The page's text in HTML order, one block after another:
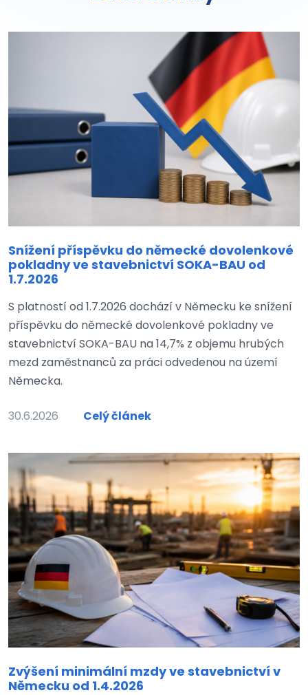
Snížení příspěvku do německé dovolenkové
pokladny ve stavebnictví SOKA-BAU od
1.7.2026
S platností od 1.7.2026 dochází v Německu ke snížení
příspěvku do německé dovolenkové pokladny ve
stavebnictví SOKA-BAU na 14,7% z objemu hrubých
mezd zaměstnanců za práci odvedenou na území
Německa.
30.6.2026 Celý článek
Zvýšení minimální mzdy ve stavebnictví v
Německu od 1.4.2026